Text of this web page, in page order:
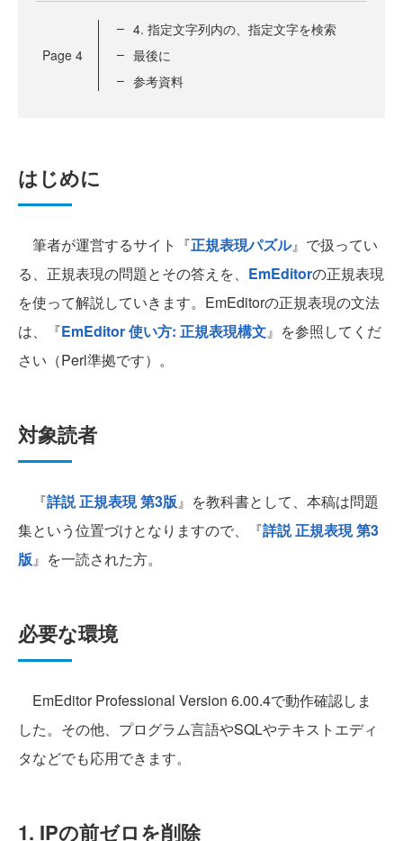
Page 4
4. 指定文字列内の、指定文字を検索
最後に
参考資料
はじめに
筆者が運営するサイト『正規表現パズル』で扱ってい
る、正規表現の問題とその答えを、 EmEditorの正規表現
を使って解説していきます。EmEditorの正規表現の文法
は、『EmEditor 使い方: 正規表現構文』を参照してくだ
さい（Perl準拠です）。
対象読者
『詳説 正規表現 第3版』を教科書として、本稿は問題
集という位置づけとなりますので、『詳説 正規表現 第3
版』を一読された方。
必要な環境
EmEditor Professional Version 6.00.4で動作確認しま
した。その他、プログラム言語やSQLやテキストエディ
タなどでも応用できます。
1. IPの前ゼロを削除